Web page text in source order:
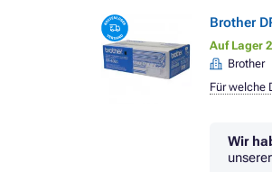
Brother
Auf Lager
Brother
Für welche
Wir